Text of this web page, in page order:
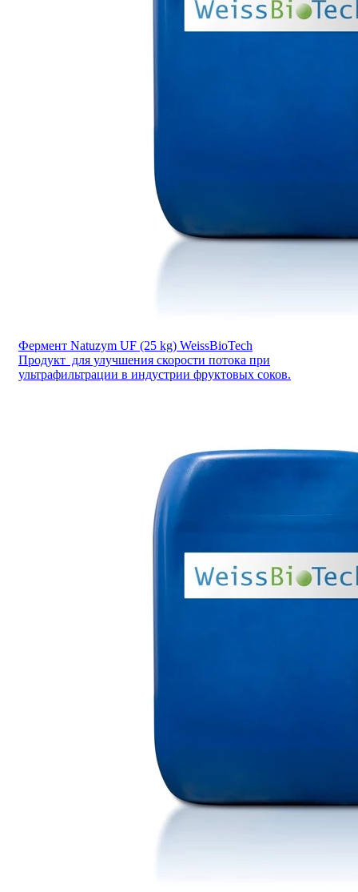
Фермент Natuzym UF (25 kg) WeissBioTech
Продукт для улучшения скорости потока при
ультрафильтрации в индустрии фруктовых соков.